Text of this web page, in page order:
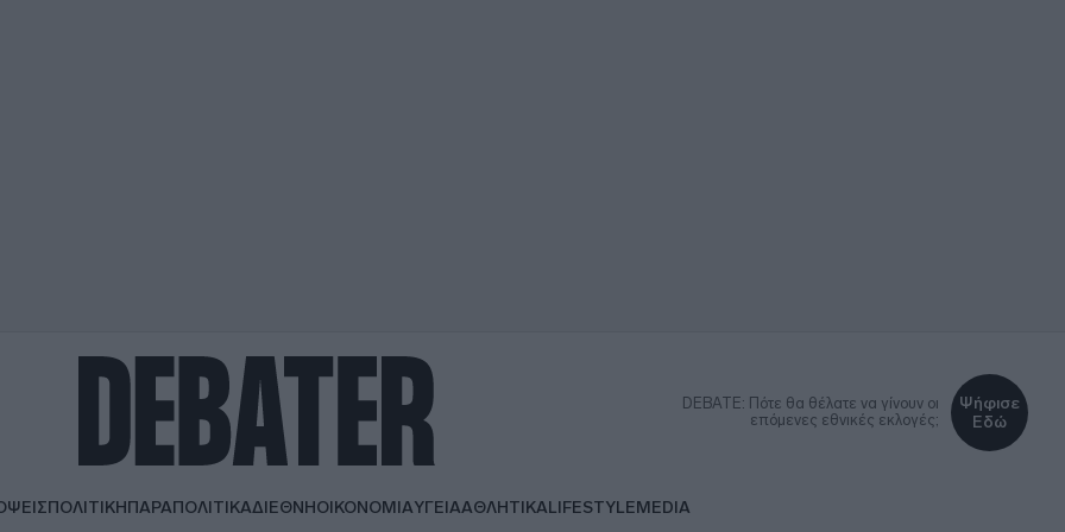
DEBATE: Πότε θα θέλατε να γίνουν οι
επόμενες εθνικές εκλογές;
Ψήφισε
Εδώ
ΠΟΛΙΤΙΚΗΠΑΡΑΠΟΛΙΤΙΚΑΔΙΕΘΝΗΟΙΚΟΝΟΜΙΑΥΓΕΙΑΑΘΛΗΤΙΚΑLIFESTYLEMEDIA